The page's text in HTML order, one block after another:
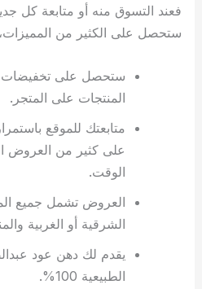
فعند التسوق منه أو متابعة كل
ستحصل على الكثير من المميزات،
ستحصل على تخفيضات
المنتجات على المتجر.
متابعتك للموقع
على كثير من العروض
الوقت.
العروض تشمل جميع
الشرقية أو الغربية
يقدم لك دهن عود
الطبيعية 100%.